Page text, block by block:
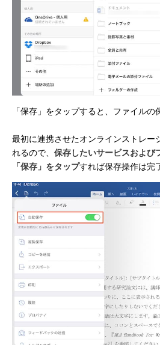
「保存」をタップすると、ファイルの
最初に連携させたオンラインストレー
れるので、 保存したいサービスおよび
「保存」をタップすれば保存操作は完